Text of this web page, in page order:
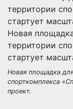
Новая
территории
стартует
Новая площадка
спорткомплекса
проект.